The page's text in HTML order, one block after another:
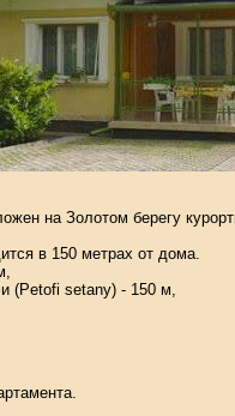
на Золотом берегу
в 150 метрах от дома.
(Petofi setany) - 150 м,